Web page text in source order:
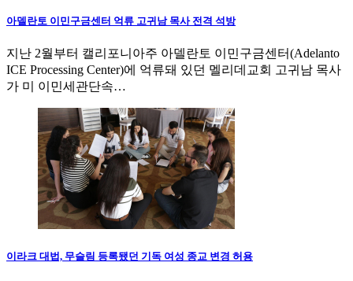
아델란토 이민구금센터 억류 고귀남 목사 전격 석방
지난 2월부터 캘리포니아주 아델란토 이민구금센터(Adelanto
ICE Processing Center)에 억류돼 있던 멜리데교회 고귀남 목사
가 미 이민세관단속…
이라크 대법, 무슬림 등록됐던 기독 여성 종교 변경 허용